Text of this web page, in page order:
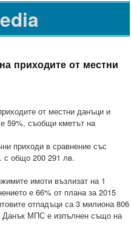
приходите от местни
от местни данъци и
59%, съобщи кметът на
приходи в сравнение със
с общо 200 291 лв.
имоти възлизат на 1
е 66% от плана за 2015
отпадъци са 3 милиона 806
Данък МПС е изпълнен също на